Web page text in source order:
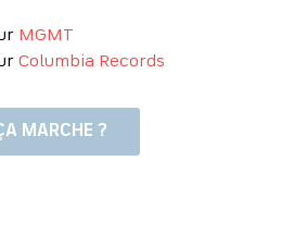
MGMT
Columbia Records
MARCHE ?